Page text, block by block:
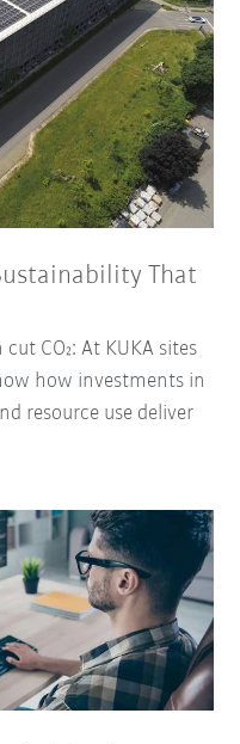
That
CO₂: At KUKA sites
how investments in
resource use deliver